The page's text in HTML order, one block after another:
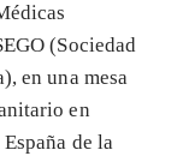
(Sociedad
en una mesa
en
de la